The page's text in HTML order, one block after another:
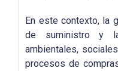
En este contexto, la
de suministro y
ambientales,
procesos de